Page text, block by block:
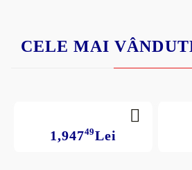
CELE MAI
1,94749Lei